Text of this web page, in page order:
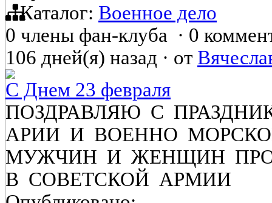
Каталог: Военное дело
0 члены фан-клуба · 0
106 дней(я) назад · от
С Днем 23 февраля
ПОЗДРАВЛЯЮ С
АРИИ И ВОЕННО
МУЖЧИН И ЖЕНЩИН
В СОВЕТСКОЙ АРМИИ